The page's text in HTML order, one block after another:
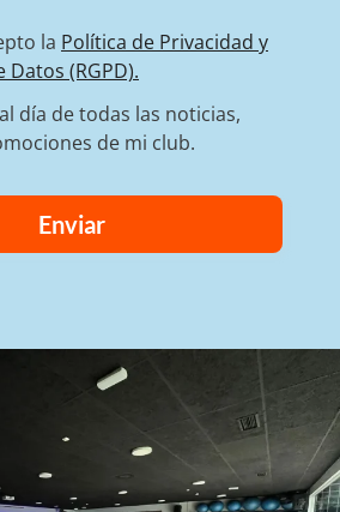
la Política de Privacidad y
(RGPD).
día de todas las noticias,
de mi club.